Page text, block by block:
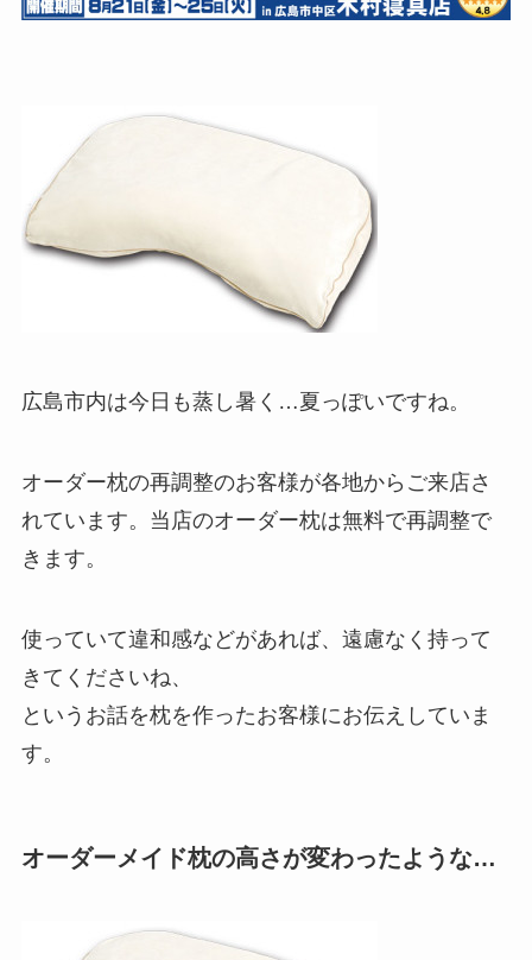
広島市内は今日も蒸し暑く…夏っぽいですね。
オーダー枕の再調整のお客様が各地からご来店さ
れています。 当店のオーダー枕は無料で再調整で
きます。
使っていて違和感などがあれば、遠慮なく持って
きてくださいね、
というお話を枕を作ったお客様にお伝えしていま
す。
オーダーメイド枕の高さが変わったような…